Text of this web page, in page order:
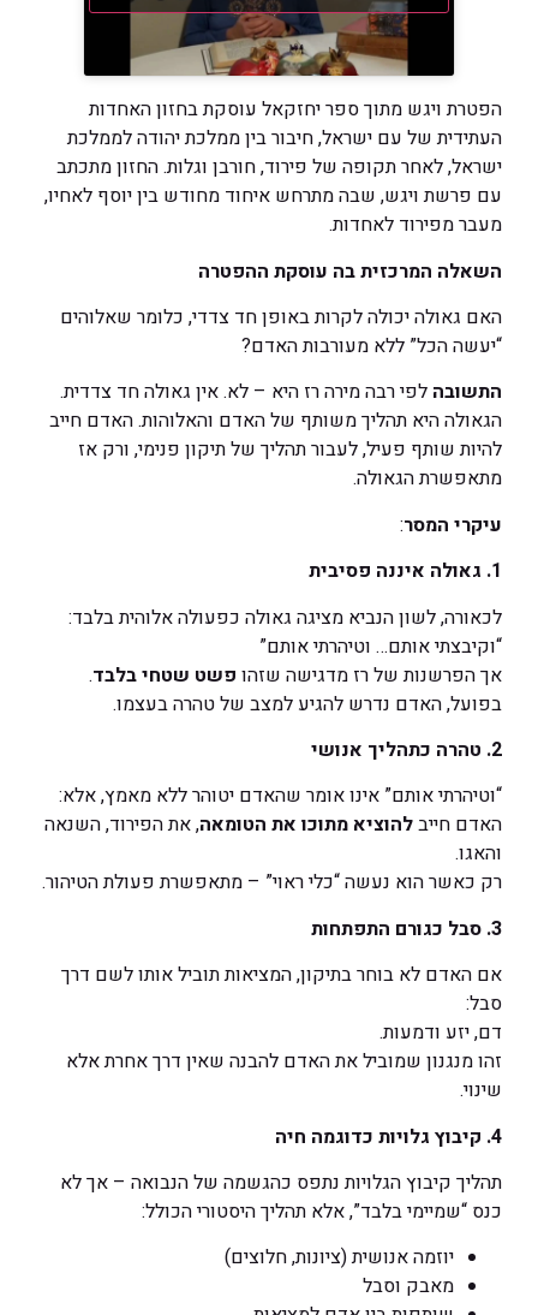
הפטרת ויגש מתוך ספר יחזקאל עוסקת בחזון האחדות
העתידית של עם ישראל, חיבור בין ממלכת יהודה לממלכת
ישראל, לאחר תקופה של פירוד, חורבן וגלות. החזון מתכתב
עם פרשת ויגש, שבה מתרחש איחוד מחודש בין יוסף לאחיו,
מעבר מפירוד לאחדות.
השאלה המרכזית בה עוסקת ההפטרה
האם גאולה יכולה לקרות באופן חד צדדי, כלומר שאלוהים
“יעשה הכל” ללא מעורבות האדם?
התשובה לפי רבה מירה רז היא – לא. אין גאולה חד צדדית.
הגאולה היא תהליך משותף של האדם והאלוהות. האדם חייב
להיות שותף פעיל, לעבור תהליך של תיקון פנימי, ורק אז
מתאפשרת הגאולה.
עיקרי המסר:
1. גאולה איננה פסיבית
לכאורה, לשון הנביא מציגה גאולה כפעולה אלוהית בלבד:
“וקיבצתי אותם… וטיהרתי אותם”
אך הפרשנות של רז מדגישה שזהו פשט שטחי בלבד.
בפועל, האדם נדרש להגיע למצב של טהרה בעצמו.
2. טהרה כתהליך אנושי
“וטיהרתי אותם” אינו אומר שהאדם יטוהר ללא מאמץ, אלא:
האדם חייבלהוציא מתוכו את הטומאה, את הפירוד, השנאה
והאגו.
רק כאשר הוא נעשה “כלי ראוי” – מתאפשרת פעולת הטיהור.
3. סבל כגורם התפתחות
אם האדם לא בוחר בתיקון, המציאות תוביל אותו לשם דרך
סבל:
דם, יזע ודמעות.
זהו מנגנון שמוביל את האדם להבנה שאין דרך אחרת אלא
שינוי.
4. קיבוץ גלויות כדוגמה חיה
תהליך קיבוץ הגלויות נתפס כהגשמה של הנבואה – אך לא
כנס “שמיימי בלבד”, אלא תהליך היסטורי הכולל:
יוזמה אנושית (ציונות, חלוצים)
מאבק וסבל